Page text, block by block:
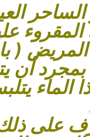
الساحر
المقروء
(
بمجرد أن
الماء
على